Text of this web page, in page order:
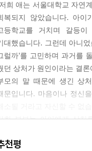
박하는 말
꿈도 없니?”
응원을 선물하되 작은 노
어떤 책을 좋아한다는 것은
기도 합니다. 그 작가의 다
p.98
리나라의 독서 지도 실패
등 저학년 때 가장 많이 읽
습니다. 책을 읽는다고 앉아
우가 많습니다. 넷째, 독서
p.176
아보면 아이에게 습관적
희 애는 서울대학교 자연
복되지 않았습니다. 아
등학교를 거치며 갈등
대했습니다. 그런데 아니
럴까’를 고민하며 과거를
던 상처가 원인이라는 결
모의 말 때문에 생긴 상
문입니다. 마음이나 정신
희 부부는 아이에게 상처
자의 말 중
천평